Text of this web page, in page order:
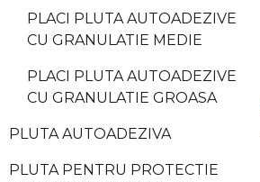
PLACI PLUTA AUTOADEZIVE
CU GRANULATIE MEDIE
PLACI PLUTA AUTOADEZIVE
CU GRANULATIE GROASA
PLUTA AUTOADEZIVA
PLUTA PENTRU PROTECTIE